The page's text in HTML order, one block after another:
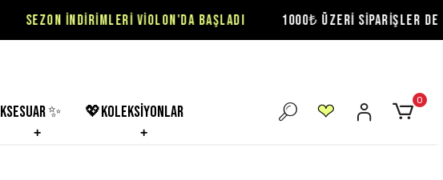
VİOLON'DA BAŞLADI 1000₺ ÜZERİ SİPARİŞLER DE ÜCRETSİZ
✨ 💖koleksiyonlar
0